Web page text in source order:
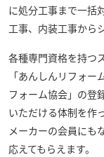
に処分工事まで一括
工事、内装工事から
各種専門資格を持つ
「あんしんリフォ
フォーム協会」の登
いただける体制を作
メーカーの会員にも
応えてもらえます。